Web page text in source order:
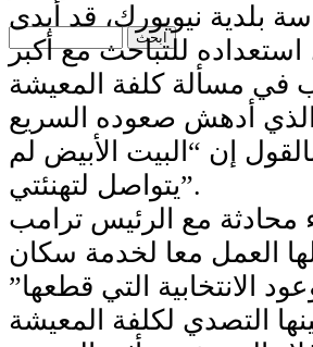
بلدية نيويورك، قد أبدى
للتباحث مع أكبر
أدهش صعوده السريع
إن “البيت الأبيض لم
يتواصل لتهنئتي”.
محادثة مع الرئيس ترامب
العمل معا لخدمة سكان
الانتخابية التي قطعها”